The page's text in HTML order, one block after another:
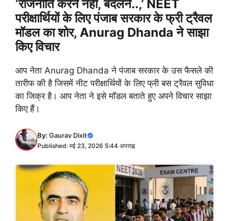
‘राजनीति करने नहीं, बदलने..,’ NEET
परीक्षार्थियों के लिए पंजाब सरकार के फ्री ट्रैवल
मॉडल का शोर, Anurag Dhanda ने साझा
किए विचार
आप नेता Anurag Dhanda ने पंजाब सरकार के उस फैसले की
तारीफ की है जिसमें नीट परीक्षार्थियों के लिए फ्री बस ट्रैवल सुविधा
का जिक्र है। आप नेता ने इसे मॉडल बताते हुए अपने विचार साझा
किए हैं।
By: Gaurav Dixit
Published: मई 23, 2026 5:44 अपराह्न